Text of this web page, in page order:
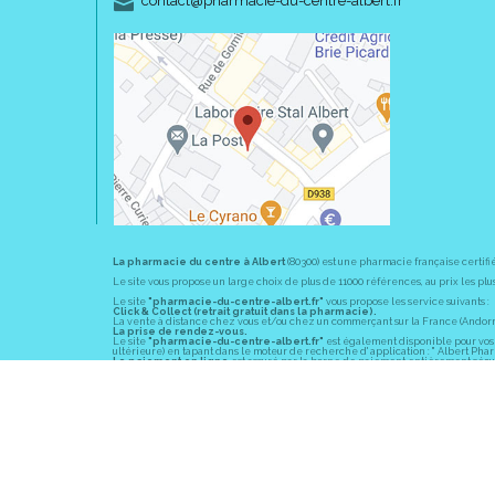
La pharmacie du centre à Albert(80300) est une pharmacie française
Le site vous propose un large choix de plus de 11000 références, au prix les
Le site "pharmacie-du-centre-albert.fr" vous propose les service suivants :
Click & Collect (retrait gratuit dans la pharmacie).
La vente à distance chez vous et/ou chez un commerçant sur la France
La prise de rendez-vous.
Le site "pharmacie-du-centre-albert.fr" est également disponible pour vos
ultérieure) en tapant dans le moteur de recherche d' application : " Albert
Le paiement en ligneest assuré par la borne de paiement entièrement